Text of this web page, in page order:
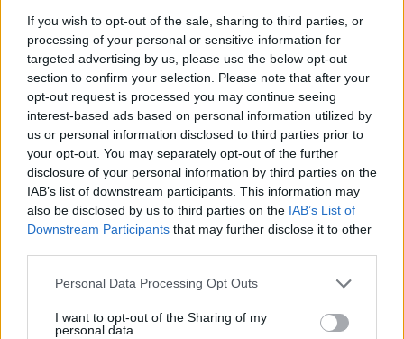
If you wish to opt-out of the sale, sharing to third parties, or
processing of your personal or sensitive information for
targeted advertising by us, please use the below opt-out
section to confirm your selection. Please note that after your
opt-out request is processed you may continue seeing
interest-based ads based on personal information utilized by
us or personal information disclosed to third parties prior to
your opt-out. You may separately opt-out of the further
disclosure of your personal information by third parties on the
IAB’s list of downstream participants. This information may
also be disclosed by us to third parties on the IAB’s List of
Downstream Participants that may further disclose it to other
Please note that this website/app uses one or more Google
not limited to your visit or usage behaviour. You may click to
grant or deny consent to Google and its third-party tags to
Personal Data Processing Opt Outs
I want to opt-out of the Sharing of my
personal data.
Αποθηκεύουμε νερό
Εάν η διακοπή υδροδότησης είναι παρατεταμένη,
θα πρέπει να αποθηκεύσουμε νερό για τις βασικές
ανάγκες. Μπορούμε να γεμίσουμε δοχεία ή ακόμα
και την μπανιέρα.
Προστασία σπιτιού
Εάν η διακοπή υδροδότησης είναι παρατεταμένη,
του σπιτιού από τυχόν διαρροές.